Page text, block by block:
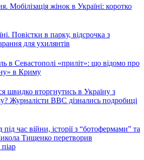
Мобілізація жінок в Україні: коротко
Повістки в парку, відсрочка з
для ухилянтів
в Севастополі «приліт»: що відомо про
в Криму
швидко вторгнутись в Україну з
Журналісти ВВС дізнались подробиці
час війни, історії з “ботофермами” та
Тищенко перетворив